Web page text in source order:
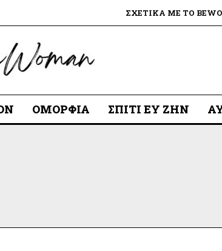
ΣΧΕΤΙΚΆ ΜΕ ΤΟ
ΟΜΟΡΦΙΆ ΣΠΊΤΙ ΕΥ ΖΗΝ